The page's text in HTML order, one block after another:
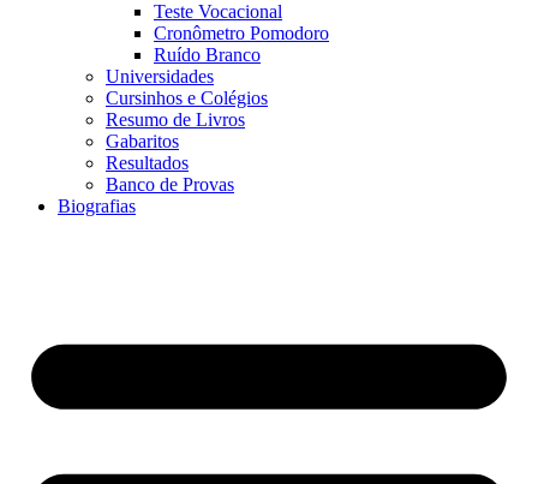
Teste Vocacional
Cronômetro Pomodoro
Ruído Branco
Universidades
Cursinhos e Colégios
Resumo de Livros
Gabaritos
Resultados
Banco de Provas
Biografias